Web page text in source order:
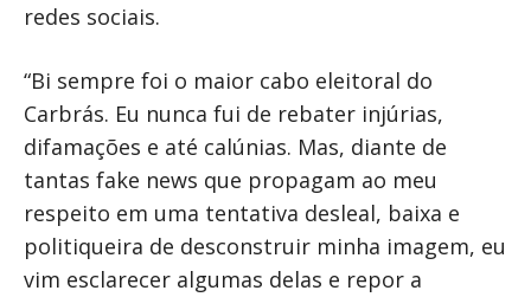
redes sociais.
“Bi sempre foi o maior cabo eleitoral do
Carbrás. Eu nunca fui de rebater injúrias,
difamações e até calúnias. Mas, diante de
tantas fake news que propagam ao meu
respeito em uma tentativa desleal, baixa e
politiqueira de desconstruir minha imagem, eu
vim esclarecer algumas delas e repor a